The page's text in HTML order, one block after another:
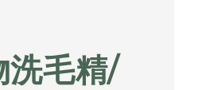
洗毛精/